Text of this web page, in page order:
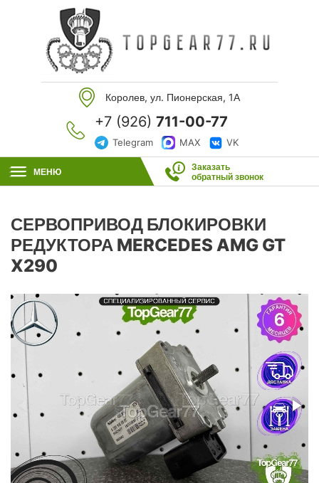
Королев, ул. Пионерская, 1А
+7 (926) 711-00-77
Telegram MAX VK
МЕНЮ
Заказать
обратный звонок
СЕРВОПРИВОД БЛОКИРОВКИ
РЕДУКТОРА MERCEDES AMG GT
X290